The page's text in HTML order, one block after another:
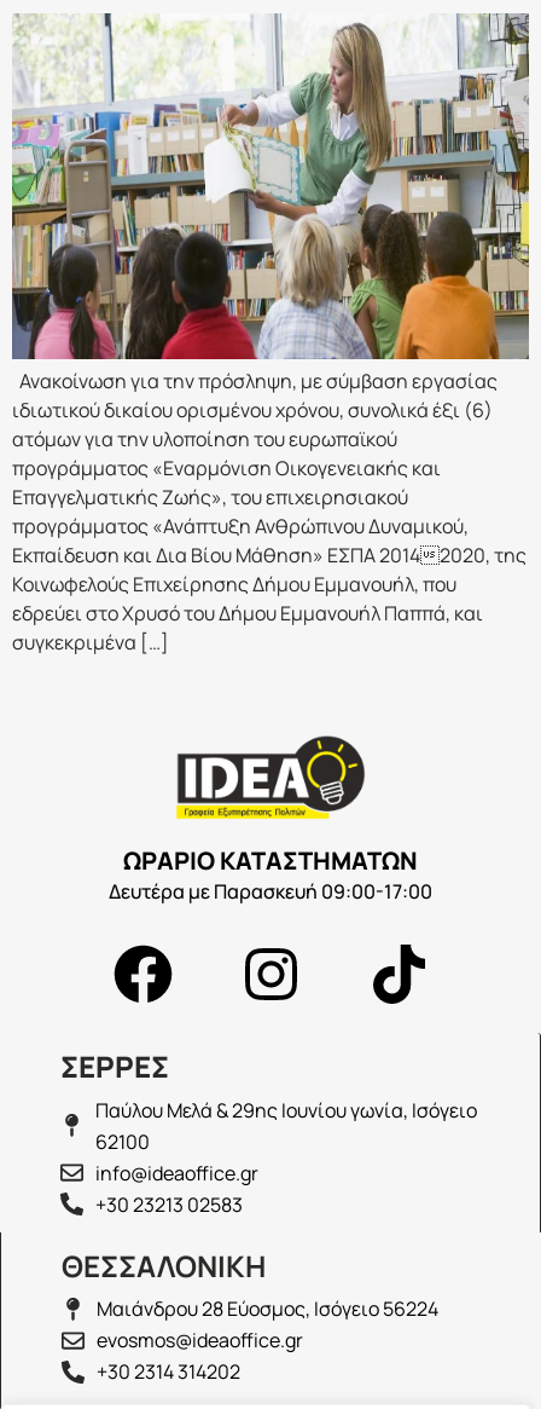
Ανακοίνωση για την πρόσληψη, με σύμβαση εργασίας
ιδιωτικού δικαίου ορισμένου χρόνου, συνολικά έξι (6)
ατόμων για την υλοποίηση του ευρωπαϊκού
προγράμματος «Εναρμόνιση Οικογενειακής και
Επαγγελματικής Ζωής», του επιχειρησιακού
προγράμματος «Ανάπτυξη Ανθρώπινου Δυναμικού,
Εκπαίδευση και Δια Βίου Μάθηση» ΕΣΠΑ 20142020, της
Κοινωφελούς Επιχείρησης Δήμου Εμμανουήλ, που
εδρεύει στο Χρυσό του Δήμου Εμμανουήλ Παππά, και
συγκεκριμένα […]
ΩΡΑΡΙΟ ΚΑΤΑΣΤΗΜΑΤΩΝ
Δευτέρα με Παρασκευή 09:00-17:00
ΣΕΡΡΕΣ
Παύλου Μελά & 29ης Ιουνίου γωνία, Ισόγειο
62100
info@ideaoffice.gr
+30 23213 02583
ΘΕΣΣΑΛΟΝΙΚΗ
Μαιάνδρου 28 Εύοσμος, Ισόγειο 56224
evosmos@ideaoffice.gr
+30 2314 314202